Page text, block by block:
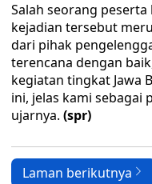
Salah seorang
kejadian tersebut
dari pihak
terencana dengan
kegiatan tingkat Jawa
ini, jelas kami sebagai
ujarnya. (spr)
Laman berikutnya